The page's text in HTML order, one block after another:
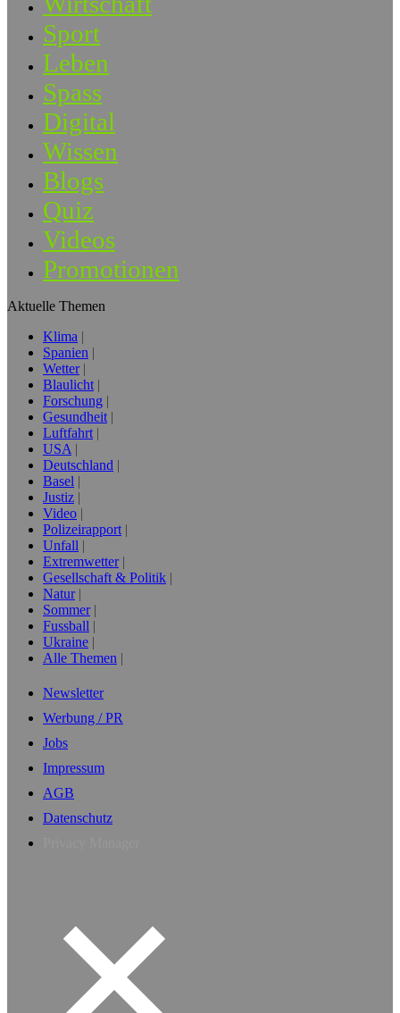
Sport
Leben
Spass
Digital
Wissen
Blogs
Quiz
Videos
Promotionen
Aktuelle Themen
Klima
Spanien
Wetter
Blaulicht
Forschung
Gesundheit
Luftfahrt
USA
Deutschland
Basel
Justiz
Video
Polizeirapport
Unfall
Extremwetter
Gesellschaft & Politik
Natur
Sommer
Fussball
Ukraine
Alle Themen
Newsletter
Werbung / PR
Jobs
Impressum
AGB
Datenschutz